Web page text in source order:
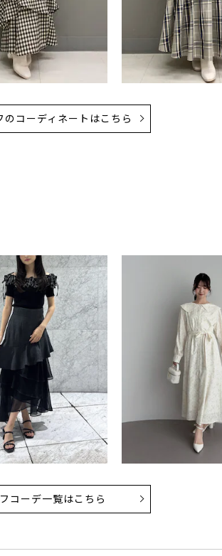
のコーディネートはこちら
コーデ一覧はこちら